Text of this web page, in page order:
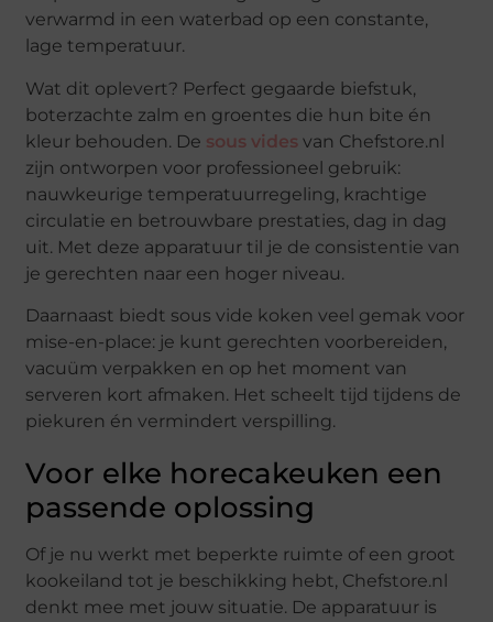
verwarmd in een waterbad op een constante,
lage temperatuur.
Wat dit oplevert? Perfect gegaarde biefstuk,
boterzachte zalm en groentes die hun bite én
kleur behouden. De sous vides van Chefstore.nl
zijn ontworpen voor professioneel gebruik:
nauwkeurige temperatuurregeling, krachtige
circulatie en betrouwbare prestaties, dag in dag
uit. Met deze apparatuur til je de consistentie van
je gerechten naar een hoger niveau.
Daarnaast biedt sous vide koken veel gemak voor
mise-en-place: je kunt gerechten voorbereiden,
vacuüm verpakken en op het moment van
serveren kort afmaken. Het scheelt tijd tijdens de
piekuren én vermindert verspilling.
Voor elke horecakeuken een
passende oplossing
Of je nu werkt met beperkte ruimte of een groot
kookeiland tot je beschikking hebt, Chefstore.nl
denkt mee met jouw situatie. De apparatuur is